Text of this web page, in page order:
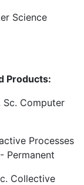
Science
Products:
Sc. Computer
Processes
Permanent
Collective